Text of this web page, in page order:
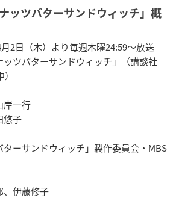
ッツバターサンドウィッチ」概
2日（木）より毎週木曜24:59～放送
ツバターサンドウィッチ」（講談社
岸一行
悠子
ーサンドウィッチ」製作委員会・MBS
、伊藤修子